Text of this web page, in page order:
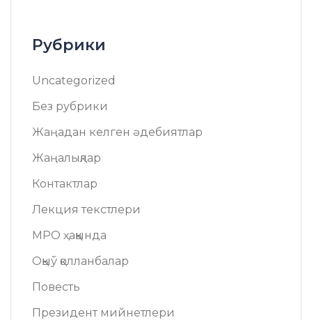
Рубрики
Uncategorized
Без рубрики
Жаңадан келген әдебиятлар
Жаңалықлар
Контактлар
Лекция текстлери
МРО ҳаққында
Оқыў қолланбалар
Повесть
Президент мийнетлери